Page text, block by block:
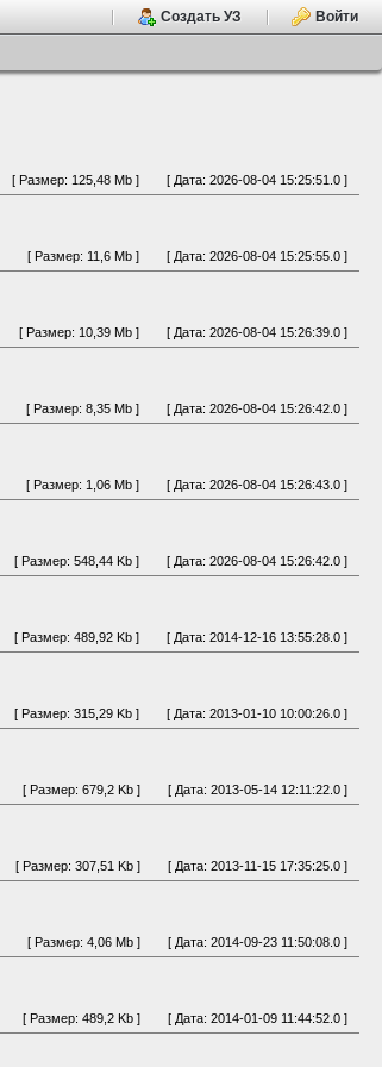
Создать УЗ Войти
[ Дата: 2026-08-04 15:25:51.0 ]
[ Размер: 125,48 Mb ]
[ Дата: 2026-08-04 15:25:55.0 ]
[ Размер: 11,6 Mb ]
[ Дата: 2026-08-04 15:26:39.0 ]
[ Размер: 10,39 Mb ]
[ Дата: 2026-08-04 15:26:42.0 ]
[ Размер: 8,35 Mb ]
[ Дата: 2026-08-04 15:26:43.0 ]
[ Размер: 1,06 Mb ]
[ Дата: 2026-08-04 15:26:42.0 ]
[ Размер: 548,44 Kb ]
[ Дата: 2014-12-16 13:55:28.0 ]
[ Размер: 489,92 Kb ]
[ Дата: 2013-01-10 10:00:26.0 ]
[ Размер: 315,29 Kb ]
[ Дата: 2013-05-14 12:11:22.0 ]
[ Размер: 679,2 Kb ]
[ Дата: 2013-11-15 17:35:25.0 ]
[ Размер: 307,51 Kb ]
[ Дата: 2014-09-23 11:50:08.0 ]
[ Размер: 4,06 Mb ]
[ Дата: 2014-01-09 11:44:52.0 ]
[ Размер: 489,2 Kb ]